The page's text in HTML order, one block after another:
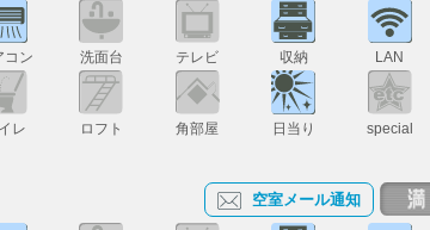
コン 洗面台 テレビ 収納 LAN
レ ロフト 角部屋 日当り special
空室メール通知